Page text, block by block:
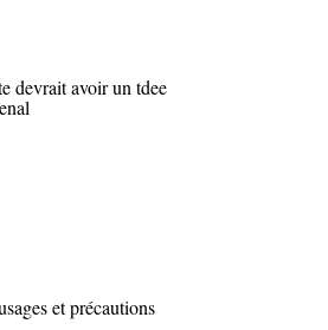
devrait avoir un tdee
et précautions